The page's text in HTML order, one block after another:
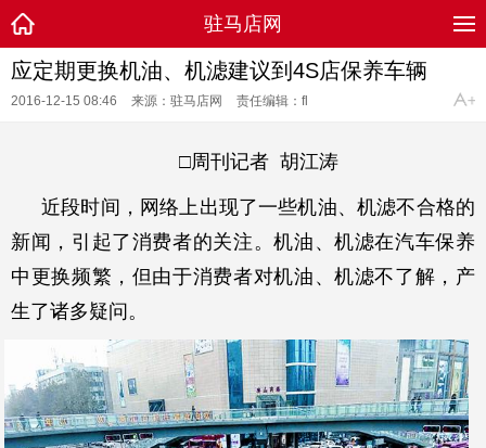
驻马店网
应定期更换机油、机滤建议到4S店保养车辆
2016-12-15 08:46 来源：驻马店网 责任编辑：fl
□周刊记者 胡江涛
近段时间，网络上出现了一些机油、机滤不合格的
新闻，引起了消费者的关注。机油、机滤在汽车保养
中更换频繁，但由于消费者对机油、机滤不了解，产
生了诸多疑问。